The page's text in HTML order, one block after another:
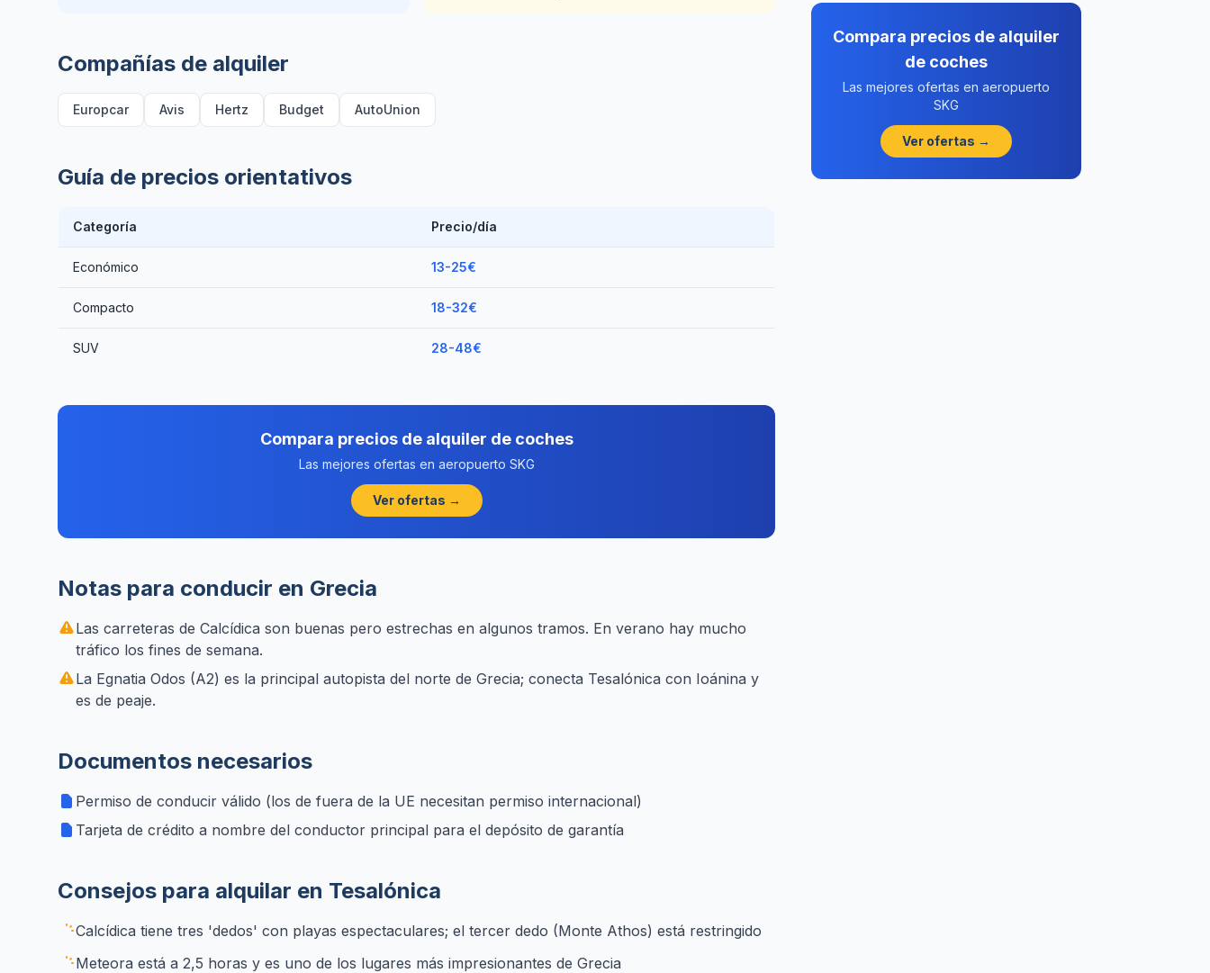
Compañías de alquiler
Europcar Avis Hertz Budget AutoUnion
Guía de precios orientativos
Categoría Precio/día
Económico 13-25€
Compacto 18-32€
SUV 28-48€
Compara precios de alquiler de coches
Las mejores ofertas en aeropuerto SKG
Ver ofertas →
Notas para conducir en Grecia
Las carreteras de Calcídica son buenas pero estrechas en algunos tramos. En verano hay mucho
tráfico los fines de semana.
La Egnatia Odos (A2) es la principal autopista del norte de Grecia; conecta Tesalónica con Ioánina y
es de peaje.
Documentos necesarios
Permiso de conducir válido (los de fuera de la UE necesitan permiso internacional)
Tarjeta de crédito a nombre del conductor principal para el depósito de garantía
Consejos para alquilar en Tesalónica
Calcídica tiene tres 'dedos' con playas espectaculares; el tercer dedo (Monte Athos) está restringido
Meteora está a 2,5 horas y es uno de los lugares más impresionantes de Grecia
Compara precios de alquiler
de coches
Las mejores ofertas en aeropuerto
SKG
Ver ofertas →